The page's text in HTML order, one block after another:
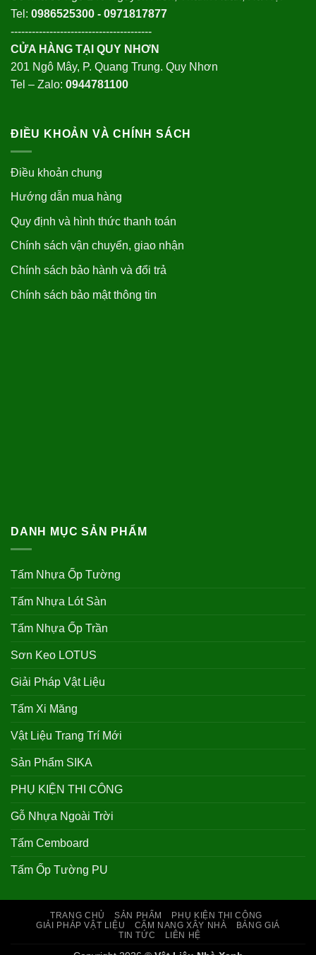
Tel: 0986525300 - 0971817877
----------------------------------------
CỬA HÀNG TẠI QUY NHƠN
201 Ngô Mây, P. Quang Trung. Quy Nhơn
Tel – Zalo: 0944781100
ĐIỀU KHOẢN VÀ CHÍNH SÁCH
Điều khoản chung
Hướng dẫn mua hàng
Quy định và hình thức thanh toán
Chính sách vận chuyển, giao nhận
Chính sách bảo hành và đổi trả
Chính sách bảo mật thông tin
DANH MỤC SẢN PHẨM
Tấm Nhựa Ốp Tường
Tấm Nhựa Lót Sàn
Tấm Nhựa Ốp Trần
Sơn Keo LOTUS
Giải Pháp Vật Liệu
Tấm Xi Măng
Vật Liệu Trang Trí Mới
Sản Phẩm SIKA
PHỤ KIỆN THI CÔNG
Gỗ Nhựa Ngoài Trời
Tấm Cemboard
Tấm Ốp Tường PU
TRANG CHỦ SẢN PHẨM
PHỤ KIỆN THI CÔNG
GIẢI PHÁP VẬT LIỆU
CẨM NANG XÂY NHÀ
BẢNG GIÁ
TIN TỨC
LIÊN HỆ